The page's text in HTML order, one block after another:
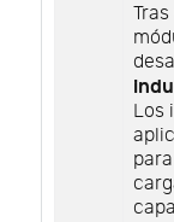
Los